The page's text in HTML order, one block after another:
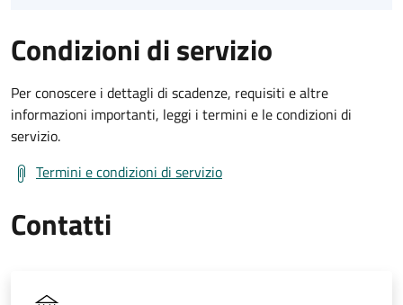
Condizioni di servizio
Per conoscere i dettagli di scadenze, requisiti e altre
informazioni importanti, leggi i termini e le condizioni di
servizio.
Termini e condizioni di servizio
Contatti